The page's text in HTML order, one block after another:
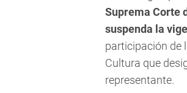
Suprema Corte
suspenda la
participación de
Cultura que
representante.